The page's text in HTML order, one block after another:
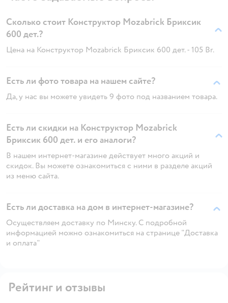
Сколько стоит Конструктор Mozabrick Бриксик
600 дет.?
Цена на Конструктор Mozabrick Бриксик 600 дет. - 105 Br.
Есть ли фото товара на нашем сайте?
Да, у нас вы можете увидеть 9 фото под названием товара.
Есть ли скидки на Конструктор Mozabrick
Бриксик 600 дет. и его аналоги?
В нашем интернет-магазине действует много акций и
скидок. Вы можете ознакомиться с ними в разделе акций
из меню сайта.
Есть ли доставка на дом в интернет-магазине?
Осуществляем доставку по Минску. С подробной
информацией можно ознакомиться на странице "Доставка
и оплата"
Рейтинг и отзывы